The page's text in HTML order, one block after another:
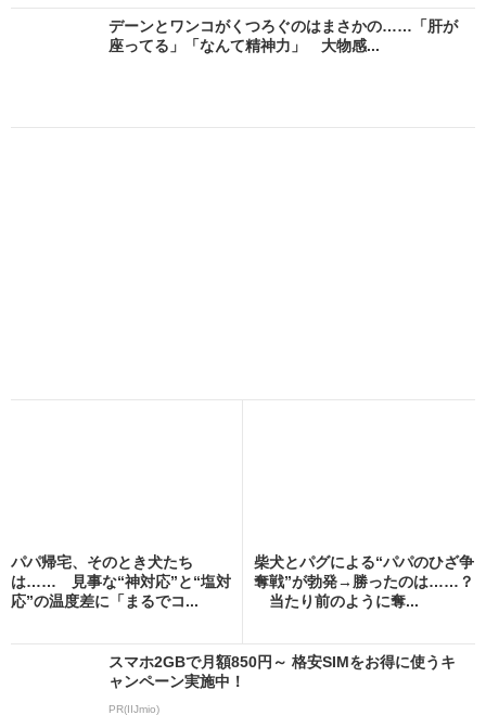
デーンとワンコがくつろぐのはまさかの……「肝が
座ってる」「なんて精神力」 大物感...
パパ帰宅、そのとき犬たち
は…… 見事な“神対応”と“塩対
応”の温度差に「まるでコ...
柴犬とパグによる“パパのひざ争
奪戦”が勃発→勝ったのは……？
当たり前のように奪...
スマホ2GBで月額850円～ 格安SIMをお得に使うキ
ャンペーン実施中！
PR(IIJmio)